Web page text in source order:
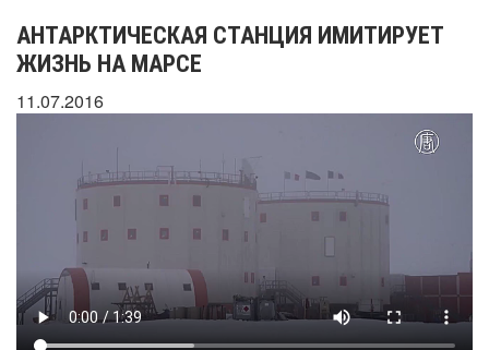
АНТАРКТИЧЕСКАЯ СТАНЦИЯ ИМИТИРУЕТ
ЖИЗНЬ НА МАРСЕ
11.07.2016